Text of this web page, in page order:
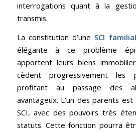
interrogations quant à la
transmis.
La constitution d’une SCI
élégante à ce problème
apportent leurs biens
cèdent progressivement les
profitant au passage des
avantageux. L’un des parents
SCI, avec des pouvoirs très
statuts. Cette fonction pourra